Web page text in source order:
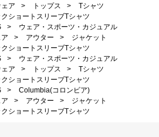
ア > トップス >
Tシャツ
ショートスリーブTシャツ
>
ウェア・スポーツ・カジュアル
> アウター >
ジャケット
ショートスリーブTシャツ
>
ウェア・スポーツ・カジュアル
ア > トップス >
Tシャツ
ショートスリーブTシャツ
>
Columbia(コロンビア)
> アウター >
ジャケット
ショートスリーブTシャツ